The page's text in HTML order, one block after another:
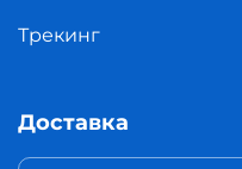
Трекинг
Доставка